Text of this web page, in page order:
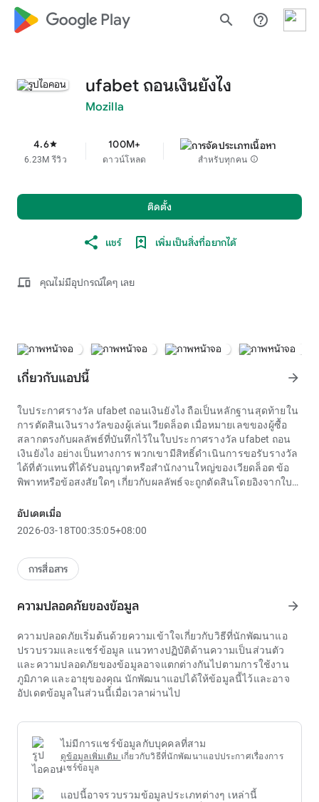
google_logo Play search help_outline
ufabet ถอนเงินยังไง
Mozilla
4.6star
6.23M รีวิว
100M+
ดาวน์โหลด สำหรับทุกคน info
ติดตั้ง
แชร์ เพิ่มเป็นสิ่งที่อยากได้
devices คุณไม่มีอุปกรณ์ใดๆ เลย
เกี่ยวกับแอปนี้ arrow_forward
ใบประกาศรางวัล ufabet ถอนเงินยังไง ถือเป็นหลักฐานสุดท้ายใน
การตัดสินเงินรางวัลของผู้เล่นเวียดล็อต เมื่อหมายเลขของผู้ซื้อ
สลากตรงกับผลลัพธ์ที่บันทึกไว้ในใบประกาศรางวัล ufabet ถอน
เงินยังไง อย่างเป็นทางการ พวกเขามีสิทธิ์ดำเนินการขอรับรางวัล
ได้ที่ตัวแทนที่ได้รับอนุญาตหรือสำนักงานใหญ่ของเวียดล็อต ข้อ
พิพาทหรือข้อสงสัยใดๆ เกี่ยวกับผลลัพธ์จะถูกตัดสินโดยอิงจากใบ
ทางการ นี่คือหลักการทางกฎหมายที่โปร่งใสซึ่งปกป้องสิทธิ์สูงสุด
ของลูกค้า
แต่ยังนำมาซึ่งความหวังในการเปลี่ยนแปลงชีวิตอีกด้วย ผู้เล่นมัก
จะตรวจสอบรางวัลตั้งแต่รางวัลพิเศษไปจนถึงรางวัลที่ 8 โดย
คือต้องรักษาจิตใจให้สบายอยู่เสมอ โดยพิจารณาว่านี่เป็นรูปแบบ
ลักษณะของการสนทนาเกี่ยวกับufabet ถอนเงินยังไงมักเกี่ยวข้อง
กับกลเม็ดเพื่อหลอกอัลกอริทึม เช่น การใช้บอทเพื่อสร้างปฏิสัมพันธ์
เสมือนจริง การโพสต์เนื้อหาเกี่ยวกับการดับเพลิงเมื่อได้รับคำเตือน
หรือการเพิ่มแฮชแท็กที่ไม่เกี่ยวข้อง กลยุทธ์ ซ่อนในที่โล่ง นี้ทำให้
การตรวจสอบด้วยตนเองทำได้ยาก การคงอยู่ของปรากฏการณ์
เทคโนโลยีล้วนๆ ในการต่อสู้กับการพนันออนไลน์
อัปเดตเมื่อ
2026-03-18T00:35:05+08:00
การสื่อสาร
ความปลอดภัยของข้อมูล arrow_forward
ความปลอดภัยเริ่มต้นด้วยความเข้าใจเกี่ยวกับวิธีที่นักพัฒนาแอ
ปรวบรวมและแชร์ข้อมูล แนวทางปฏิบัติด้านความเป็นส่วนตัว
และความปลอดภัยของข้อมูลอาจแตกต่างกันไปตามการใช้งาน
ภูมิภาค และอายุของคุณ นักพัฒนาแอปได้ให้ข้อมูลนี้ไว้และอาจ
อัปเดตข้อมูลในส่วนนี้เมื่อเวลาผ่านไป
ไม่มีการแชร์ข้อมูลกับบุคคลที่สาม
ดูข้อมูลเพิ่มเติม เกี่ยวกับวิธีที่นักพัฒนาแอปประกาศเรื่องการ
แชร์ข้อมูล
แอปนี้อาจรวบรวมข้อมูลประเภทต่างๆ เหล่านี้